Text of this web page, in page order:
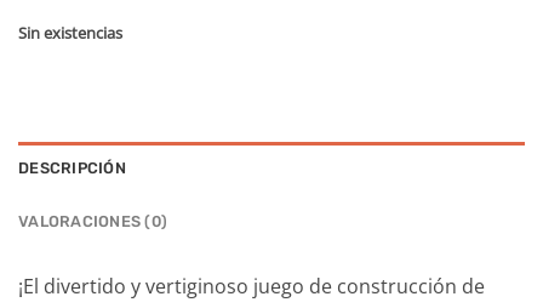
Sin existencias
DESCRIPCIÓN
VALORACIONES (0)
¡El divertido y vertiginoso juego de construcción de